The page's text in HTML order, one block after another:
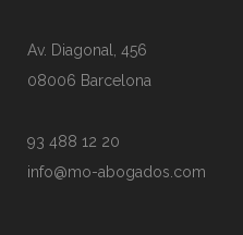
Av. Diagonal, 456
08006 Barcelona
93 488 12 20
info@mo-abogados.com